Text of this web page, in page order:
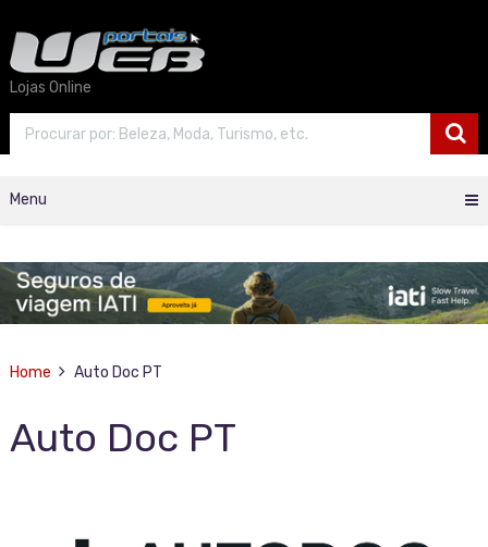
Lojas Online
Menu
Home Auto Doc PT
Auto Doc PT